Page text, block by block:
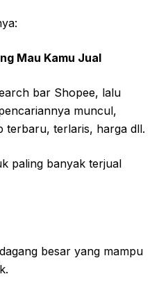
Mau Kamu Jual
bar Shopee, lalu
muncul,
terbaru, terlaris, harga dll.
paling banyak terjual
besar yang mampu